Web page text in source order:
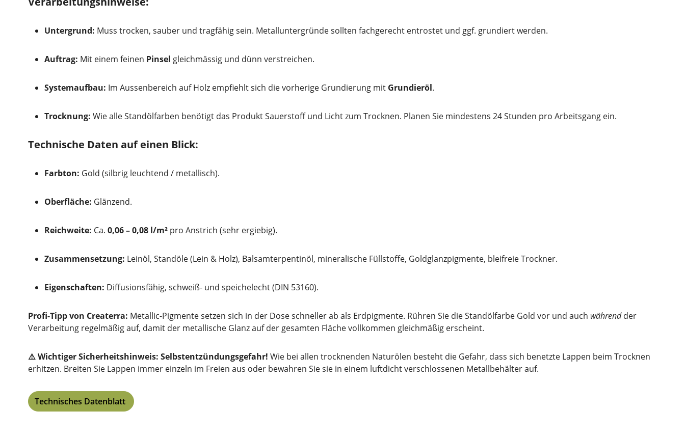
Untergrund: Muss trocken, sauber und tragfähig sein. Metalluntergründe sollten fachgerecht entrostet und ggf. grundiert werden.
Auftrag: Mit einem feinen Pinsel gleichmässig und dünn verstreichen.
Systemaufbau: Im Aussenbereich auf Holz empfiehlt sich die vorherige Grundierung mit Grundieröl.
Trocknung: Wie alle Standölfarben benötigt das Produkt Sauerstoff und Licht zum Trocknen. Planen Sie mindestens 24 Stunden pro Arbeitsgang ein.
Technische Daten auf einen Blick:
Farbton: Gold (silbrig leuchtend / metallisch).
Oberfläche: Glänzend.
Reichweite: Ca. 0,06 – 0,08 l/m² pro Anstrich (sehr ergiebig).
Zusammensetzung: Leinöl, Standöle (Lein & Holz), Balsamterpentinöl, mineralische Füllstoffe, Goldglanzpigmente, bleifreie Trockner.
Eigenschaften: Diffusionsfähig, schweiß- und speichelecht (DIN 53160).
Profi-Tipp von Createrra: Metallic-Pigmente setzen sich in der Dose schneller ab als Erdpigmente. Rühren Sie die Standölfarbe Gold vor und auch währendder
Verarbeitung regelmäßig auf, damit der metallische Glanz auf der gesamten Fläche vollkommen gleichmäßig erscheint.
⚠️ Wichtiger Sicherheitshinweis: Selbstentzündungsgefahr! Wie bei allen trocknenden Naturölen besteht die Gefahr, dass sich benetzte Lappen beim Trocknen
erhitzen. Breiten Sie Lappen immer einzeln im Freien aus oder bewahren Sie sie in einem luftdicht verschlossenen Metallbehälter auf.
Technisches Datenblatt